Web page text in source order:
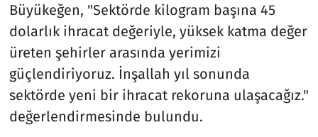
Büyükeğen, "Sektörde kilogram başına 45
dolarlık ihracat değeriyle, yüksek katma değer
üreten şehirler arasında yerimizi
güçlendiriyoruz. İnşallah yıl sonunda
sektörde yeni bir ihracat rekoruna ulaşacağız."
değerlendirmesinde bulundu.